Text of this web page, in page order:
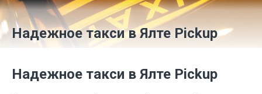
Надежное такси в Ялте Pickup
Надежное такси в Ялте Pickup